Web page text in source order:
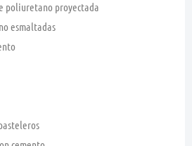
poliuretano proyectada
esmaltadas